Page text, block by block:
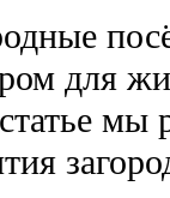
для
мы